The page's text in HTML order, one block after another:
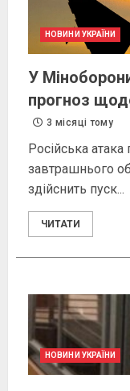
НОВИНИ УКРАЇНИ
У
прогноз
3 місяці тому
Російська
завтрашнього
здійснить пуск...
ЧИТАТИ
НОВИНИ УКРАЇНИ